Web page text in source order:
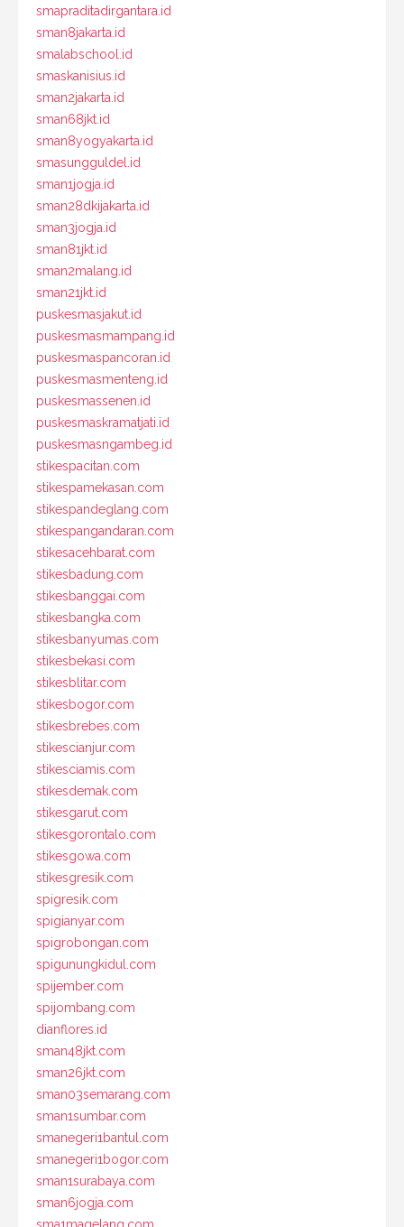
smapraditadirgantara.id
sman8jakarta.id
smalabschool.id
smaskanisius.id
sman2jakarta.id
sman68jkt.id
sman8yogyakarta.id
smasungguldel.id
sman1jogja.id
sman28dkijakarta.id
sman3jogja.id
sman81jkt.id
sman2malang.id
sman21jkt.id
puskesmasjakut.id
puskesmasmampang.id
puskesmaspancoran.id
puskesmasmenteng.id
puskesmassenen.id
puskesmaskramatjati.id
puskesmasngambeg.id
stikespacitan.com
stikespamekasan.com
stikespandeglang.com
stikespangandaran.com
stikesacehbarat.com
stikesbadung.com
stikesbanggai.com
stikesbangka.com
stikesbanyumas.com
stikesbekasi.com
stikesblitar.com
stikesbogor.com
stikesbrebes.com
stikescianjur.com
stikesciamis.com
stikesdemak.com
stikesgarut.com
stikesgorontalo.com
stikesgowa.com
stikesgresik.com
spigresik.com
spigianyar.com
spigrobongan.com
spigunungkidul.com
spijember.com
spijombang.com
dianflores.id
sman48jkt.com
sman26jkt.com
sman03semarang.com
sman1sumbar.com
smanegeri1bantul.com
smanegeri1bogor.com
sman1surabaya.com
sman6jogja.com
sma1magelang.com